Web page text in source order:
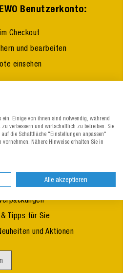
Benutzerkonto:
Checkout
und bearbeiten
einsehen
:
Tipps für Sie
und Aktionen
ein. Einige von ihnen sind notwendig, während
verbessern und wirtschaftlich zu betreiben. Sie
die Schaltfläche "Einstellungen anpassen"
Nähere Hinweise erhalten Sie in
Alle akzeptieren